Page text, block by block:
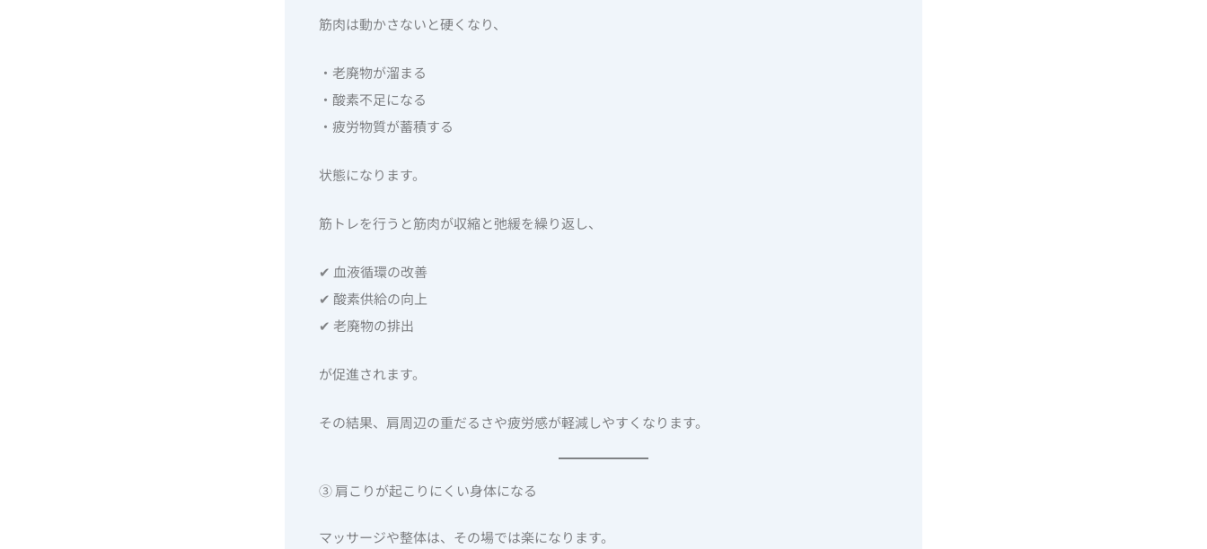
筋肉は動かさないと硬くなり、
・老廃物が溜まる
・酸素不足になる
・疲労物質が蓄積する
状態になります。
筋トレを行うと筋肉が収縮と弛緩を繰り返し、
✔ 血液循環の改善
✔ 酸素供給の向上
✔ 老廃物の排出
が促進されます。
その結果、肩周辺の重だるさや疲労感が軽減しやすくなります。
③ 肩こりが起こりにくい身体になる
マッサージや整体は、その場では楽になります。